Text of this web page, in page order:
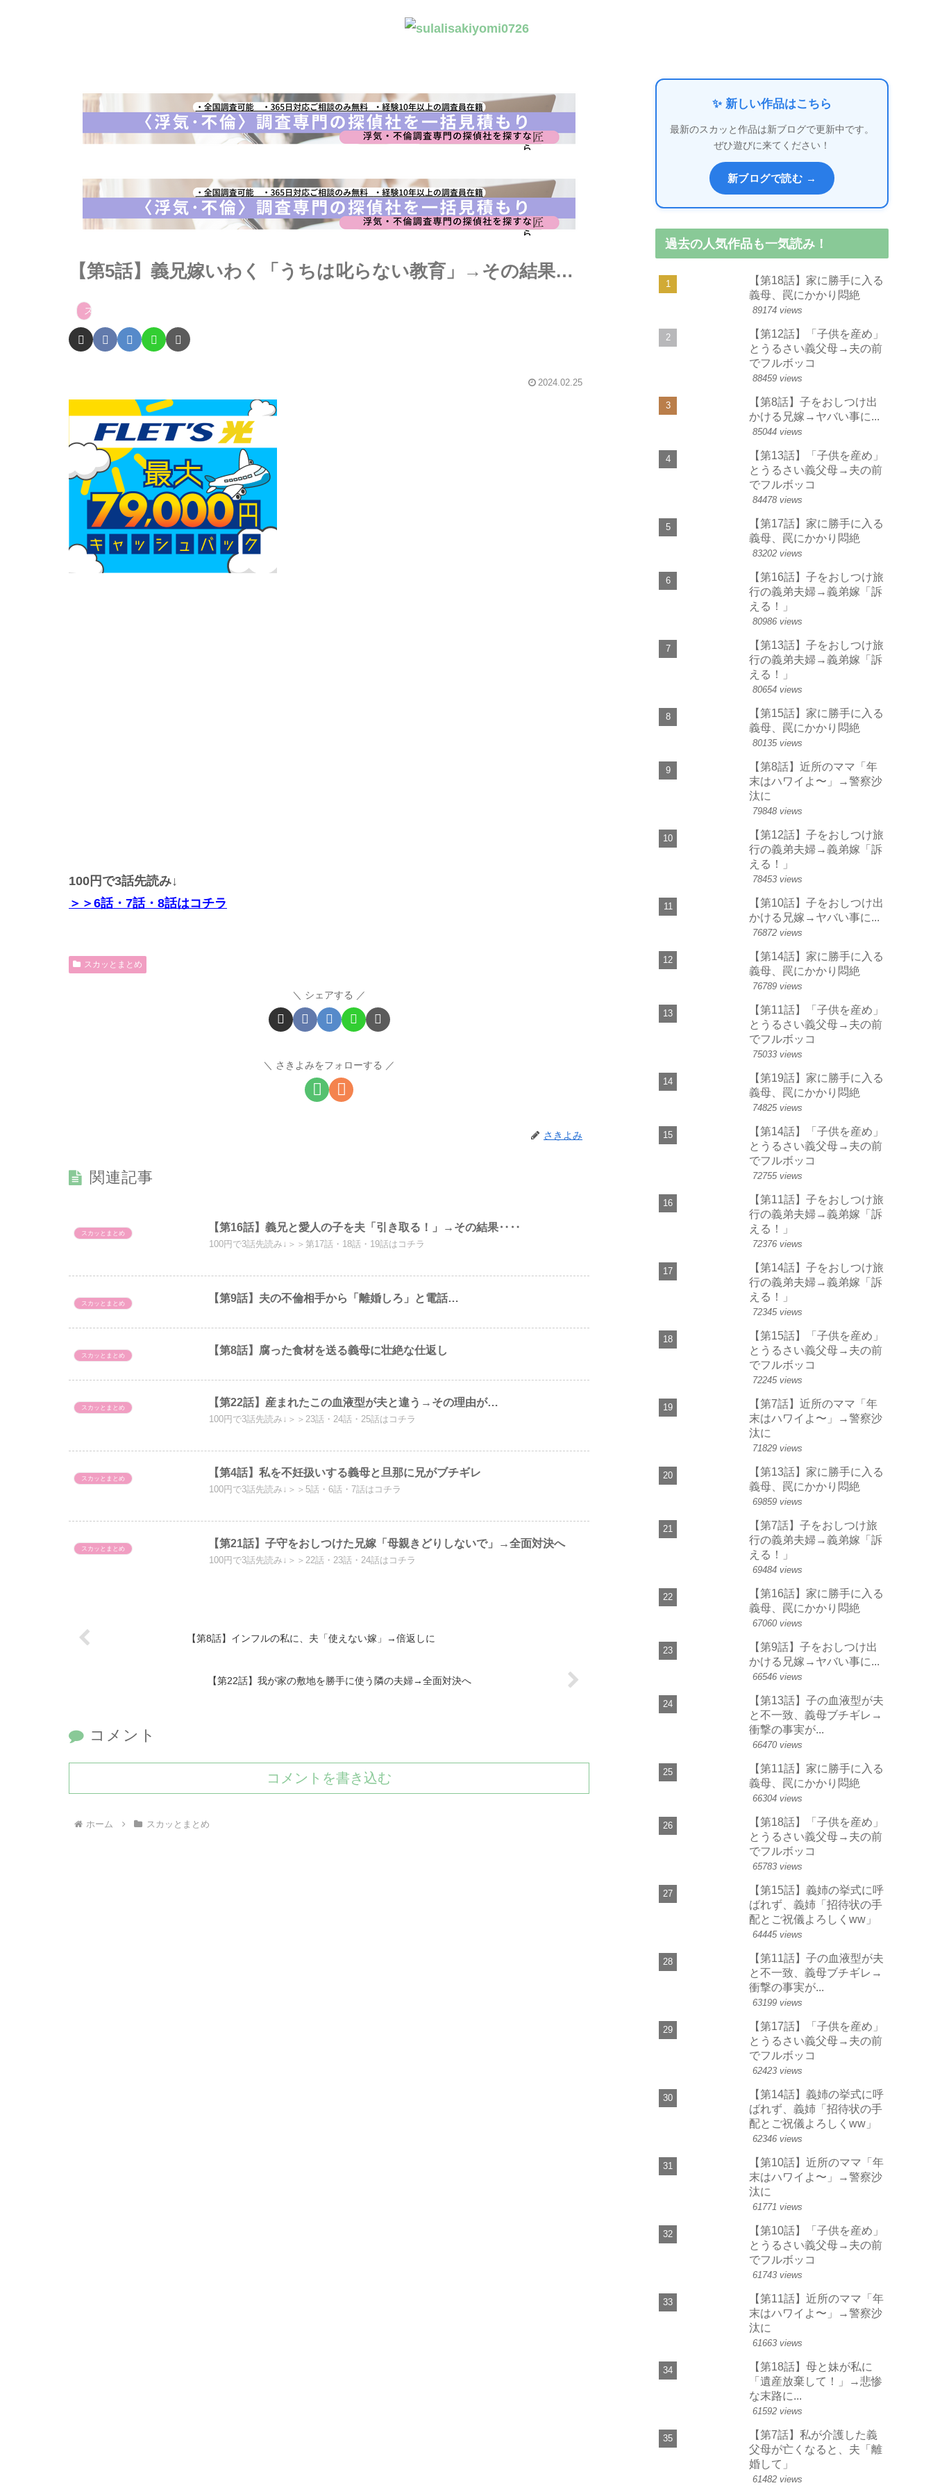
【第5話】義兄嫁いわく「うちは叱らない教育」→その結果…
スカッとまとめ
2024.02.25
100円で3話先読み↓
＞＞6話・7話・8話はコチラ
スカッとまとめ
シェアする
さきよみをフォローする
さきよみ
関連記事
スカッとまとめ 【第16話】義兄と愛人の子を夫「引き取る！」→その結果‥‥
100円で3話先読み↓＞＞第17話・18話・19話はコチラ
スカッとまとめ 【第9話】夫の不倫相手から「離婚しろ」と電話…
スカッとまとめ 【第8話】腐った食材を送る義母に壮絶な仕返し
スカッとまとめ 【第22話】産まれたこの血液型が夫と違う→その理由が…
100円で3話先読み↓＞＞23話・24話・25話はコチラ
スカッとまとめ 【第4話】私を不妊扱いする義母と旦那に兄がブチギレ
100円で3話先読み↓＞＞5話・6話・7話はコチラ
スカッとまとめ 【第21話】子守をおしつけた兄嫁「母親きどりしないで」→全面対決へ
100円で3話先読み↓＞＞22話・23話・24話はコチラ
【第8話】インフルの私に、夫「使えない嫁」→倍返しに
【第22話】我が家の敷地を勝手に使う隣の夫婦→全面対決へ
コメント
コメントを書き込む
ホーム スカッとまとめ
✨ 新しい作品はこちら
最新のスカッと作品は新ブログで更新中です。
ぜひ遊びに来てください！
新ブログで読む →
過去の人気作品も一気読み！
【第18話】家に勝手に入る
義母、罠にかかり悶絶
89174 views
【第12話】「子供を産め」
とうるさい義父母→夫の前
でフルボッコ
88459 views
【第8話】子をおしつけ出
かける兄嫁→ヤバい事に...
85044 views
【第13話】「子供を産め」
とうるさい義父母→夫の前
でフルボッコ
84478 views
【第17話】家に勝手に入る
義母、罠にかかり悶絶
83202 views
【第16話】子をおしつけ旅
行の義弟夫婦→義弟嫁「訴
える！」
80986 views
【第13話】子をおしつけ旅
行の義弟夫婦→義弟嫁「訴
える！」
80654 views
【第15話】家に勝手に入る
義母、罠にかかり悶絶
80135 views
【第8話】近所のママ「年
末はハワイよ〜」→警察沙
汰に
79848 views
【第12話】子をおしつけ旅
行の義弟夫婦→義弟嫁「訴
える！」
78453 views
【第10話】子をおしつけ出
かける兄嫁→ヤバい事に...
76872 views
【第14話】家に勝手に入る
義母、罠にかかり悶絶
76789 views
【第11話】「子供を産め」
とうるさい義父母→夫の前
でフルボッコ
75033 views
【第19話】家に勝手に入る
義母、罠にかかり悶絶
74825 views
【第14話】「子供を産め」
とうるさい義父母→夫の前
でフルボッコ
72755 views
【第11話】子をおしつけ旅
行の義弟夫婦→義弟嫁「訴
える！」
72376 views
【第14話】子をおしつけ旅
行の義弟夫婦→義弟嫁「訴
える！」
72345 views
【第15話】「子供を産め」
とうるさい義父母→夫の前
でフルボッコ
72245 views
【第7話】近所のママ「年
末はハワイよ〜」→警察沙
汰に
71829 views
【第13話】家に勝手に入る
義母、罠にかかり悶絶
69859 views
【第7話】子をおしつけ旅
行の義弟夫婦→義弟嫁「訴
える！」
69484 views
【第16話】家に勝手に入る
義母、罠にかかり悶絶
67060 views
【第9話】子をおしつけ出
かける兄嫁→ヤバい事に...
66546 views
【第13話】子の血液型が夫
と不一致、義母ブチギレ→
衝撃の事実が...
66470 views
【第11話】家に勝手に入る
義母、罠にかかり悶絶
66304 views
【第18話】「子供を産め」
とうるさい義父母→夫の前
でフルボッコ
65783 views
【第15話】義姉の挙式に呼
ばれず、義姉「招待状の手
配とご祝儀よろしくww」
64445 views
【第11話】子の血液型が夫
と不一致、義母ブチギレ→
衝撃の事実が...
63199 views
【第17話】「子供を産め」
とうるさい義父母→夫の前
でフルボッコ
62423 views
【第14話】義姉の挙式に呼
ばれず、義姉「招待状の手
配とご祝儀よろしくww」
62346 views
【第10話】近所のママ「年
末はハワイよ〜」→警察沙
汰に
61771 views
【第10話】「子供を産め」
とうるさい義父母→夫の前
でフルボッコ
61743 views
【第11話】近所のママ「年
末はハワイよ〜」→警察沙
汰に
61663 views
【第18話】母と妹が私に
「遺産放棄して！」→悲惨
な末路に...
61592 views
【第7話】私が介護した義
父母が亡くなると、夫「離
婚して」
61482 views